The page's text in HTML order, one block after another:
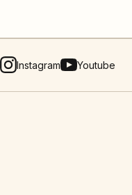
Instagram Youtube